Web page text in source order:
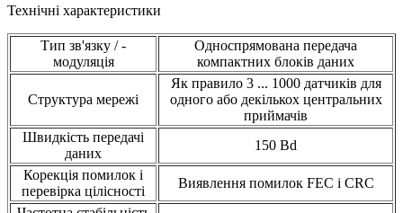
Технічні характеристики
Тип зв'язку / -
модуляція
Односпрямована передача
компактних блоків даних
Структура мережі
Як правило 3 ... 1000 датчиків для
одного або декількох центральних
приймачів
Швидкість передачі
даних
150 Bd
Корекція помилок і
перевірка цілісності
Виявлення помилок FEC і CRC